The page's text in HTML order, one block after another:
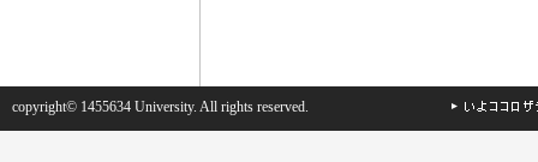
copyright© 1455634 University. All rights reserved.